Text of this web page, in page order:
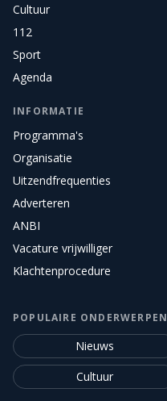
Cultuur
112
Sport
Agenda
INFORMATIE
Programma's
Organisatie
Uitzendfrequenties
Adverteren
ANBI
Vacature vrijwilliger
Klachtenprocedure
POPULAIRE ONDERWERPEN
Nieuws
Cultuur